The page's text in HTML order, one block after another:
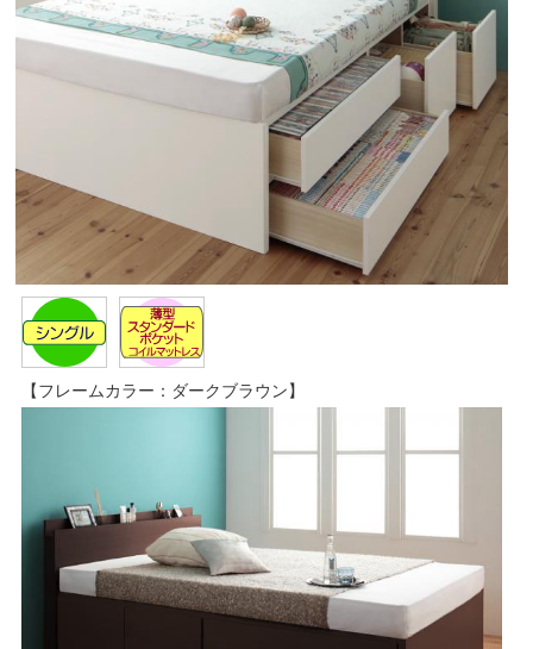
【フレームカラー：ダークブラウン】